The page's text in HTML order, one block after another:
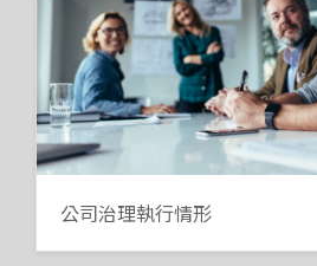
公司治理執行情形